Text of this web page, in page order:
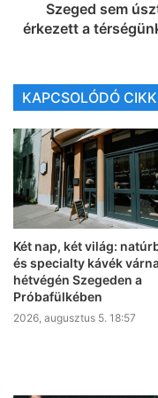
Szeged sem
érkezett a
KAPCSOLÓDÓ
Két nap, két világ:
és specialty kávék
hétvégén Szegeden a
Próbafülkében
2026, augusztus 5. 18:57